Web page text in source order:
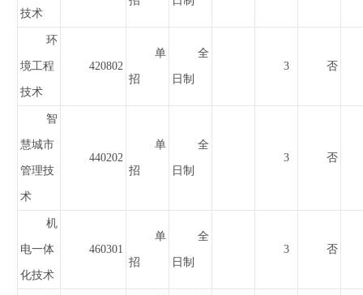
技术
环
境工程
技术
420802
单
招
全
日制
3 否
智
慧城市
管理技
术
440202
单
招
全
日制
3 否
机
电一体
化技术
460301
单
招
全
日制
3 否